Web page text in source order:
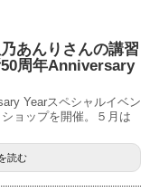
あんりさんの講習
周年Anniversary
Yearスペシャルイベン
ョップを開催。５月は
読む